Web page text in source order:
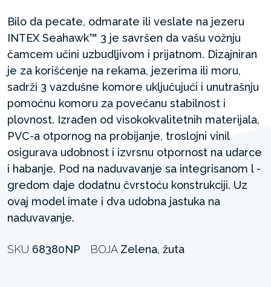
Bilo da pecate, odmarate ili veslate na jezeru
INTEX Seahawk™ 3 je savršen da vašu vožnju
čamcem učini uzbudljivom i prijatnom. Dizajniran
je za korišćenje na rekama, jezerima ili moru,
sadrži 3 vazdušne komore uključujući i unutrašnju
pomoćnu komoru za povećanu stabilnost i
plovnost. Izrađen od visokokvalitetnih materijala,
PVC-a otpornog na probijanje, troslojni vinil
osigurava udobnost i izvrsnu otpornost na udarce
i habanje. Pod na naduvavanje sa integrisanom l -
gredom daje dodatnu čvrstoću konstrukciji. Uz
ovaj model imate i dva udobna jastuka na
naduvavanje.
SKU 68380NP BOJA Zelena, žuta